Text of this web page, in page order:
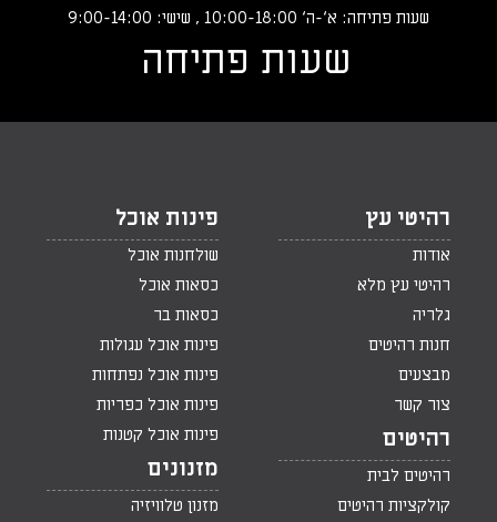
שעות פתיחה: א‘-ה‘ 10:00-18:00 , שישי: 9:00-14:00
שעות פתיחה
רהיטי עץ
אודות
רהיטי עץ מלא
גלריה
חנות רהיטים
מבצעים
צור קשר
רהיטים
רהיטים לבית
קולקציות רהיטים
פינות אוכל
שולחנות אוכל
כסאות אוכל
כסאות בר
פינות אוכל עגולות
פינות אוכל נפתחות
פינות אוכל כפריות
פינות אוכל קטנות
מזנונים
מזנון טלוויזיה